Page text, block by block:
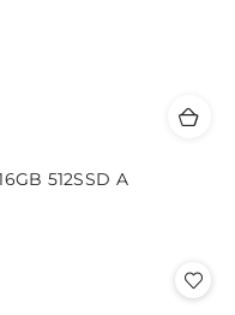
512SSD A